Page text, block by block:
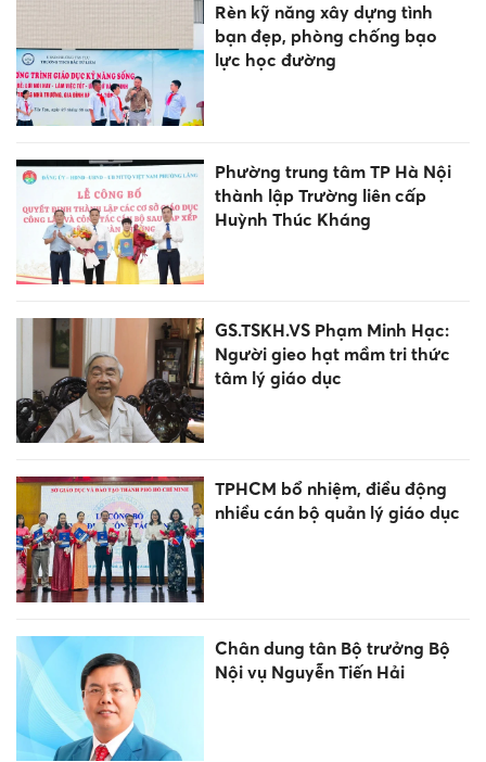
Rèn kỹ năng xây dựng tình
bạn đẹp, phòng chống bạo
lực học đường
Phường trung tâm TP Hà Nội
thành lập Trường liên cấp
Huỳnh Thúc Kháng
GS.TSKH.VS Phạm Minh Hạc:
Người gieo hạt mầm tri thức
tâm lý giáo dục
TPHCM bổ nhiệm, điều động
nhiều cán bộ quản lý giáo dục
Chân dung tân Bộ trưởng Bộ
Nội vụ Nguyễn Tiến Hải